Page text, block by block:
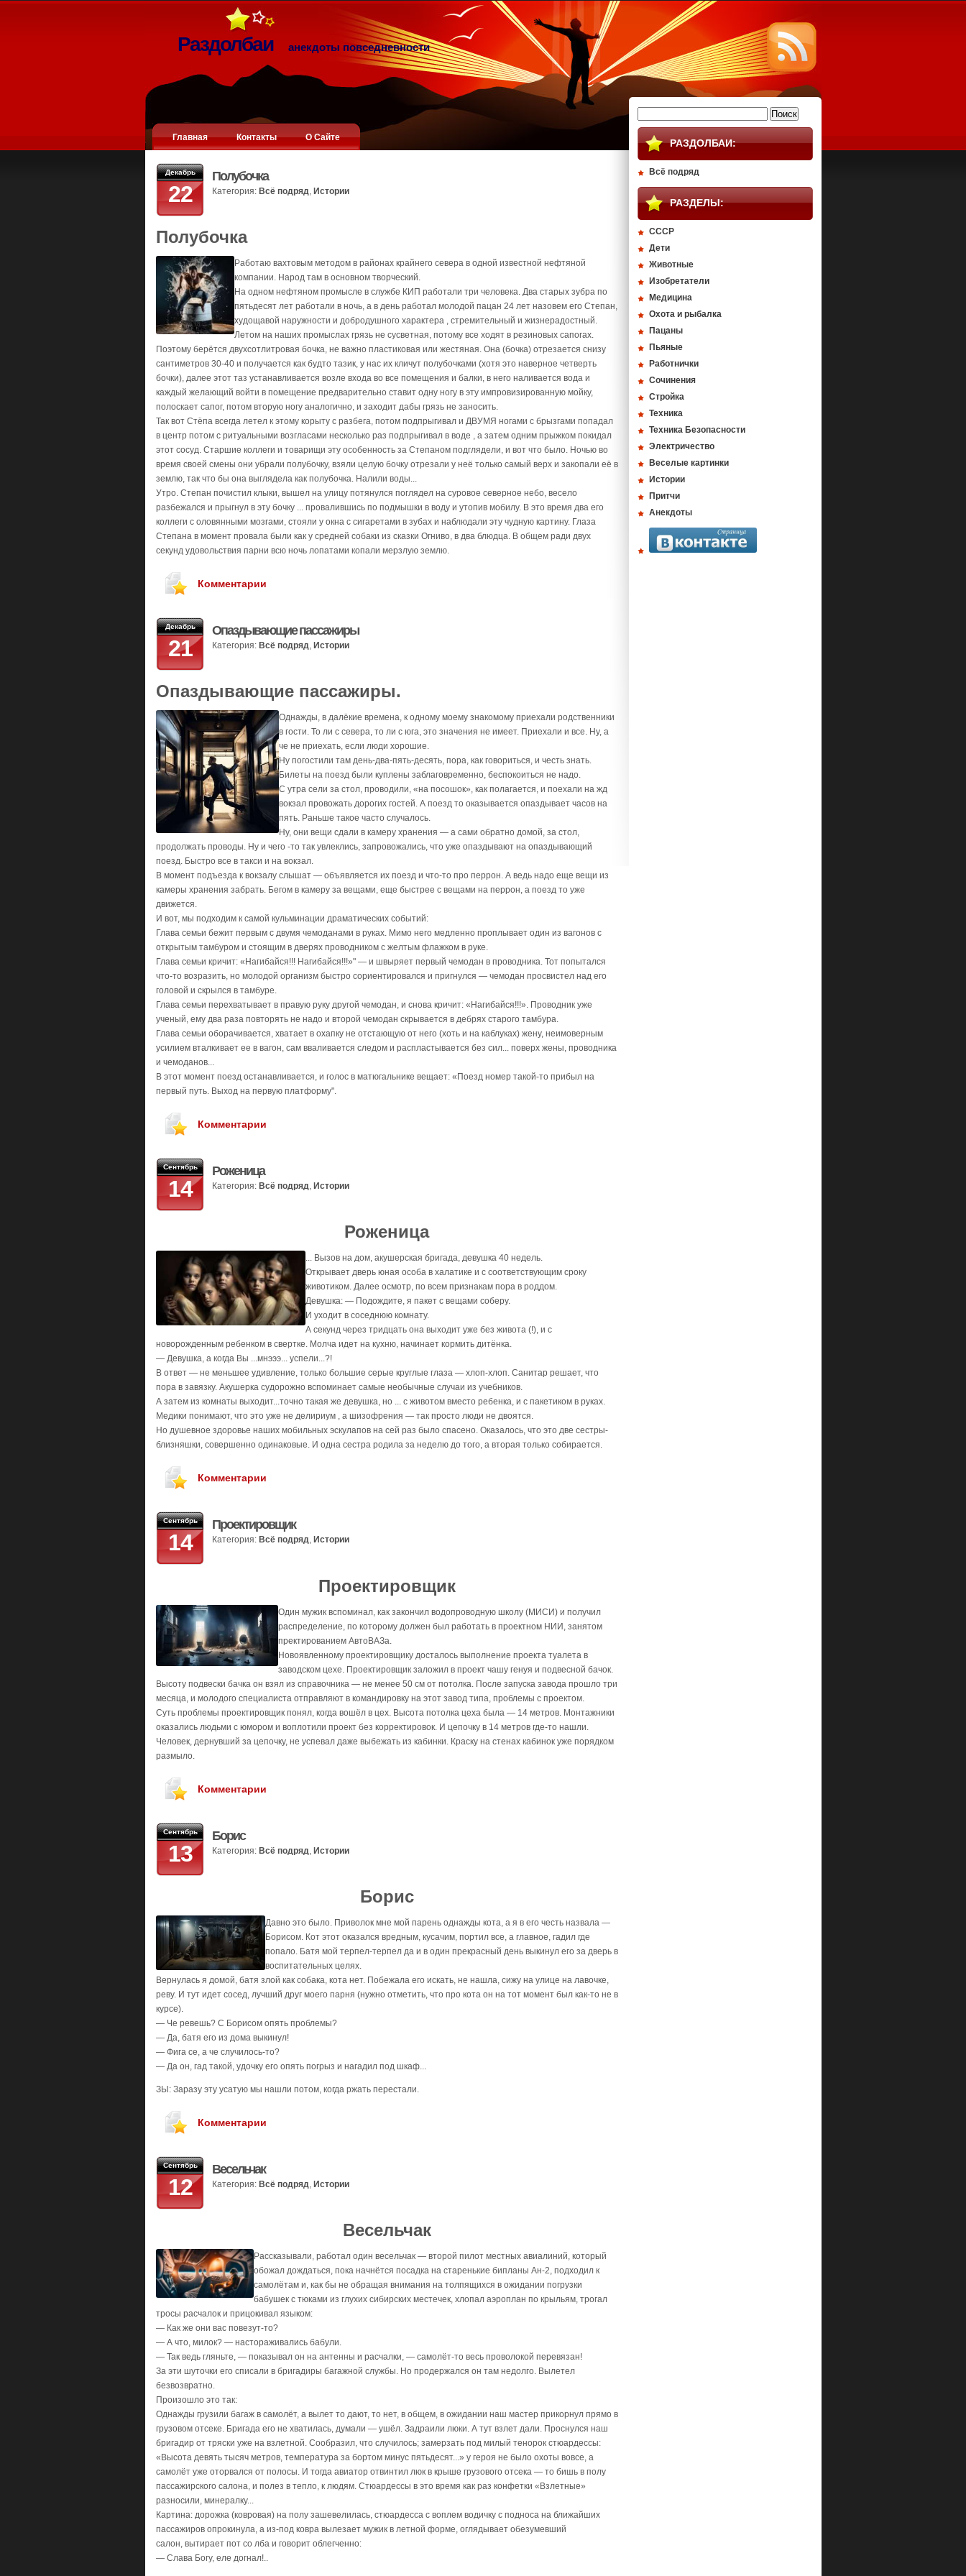
Раздолбаи анекдоты повседневности
Главная Контакты О Сайте
Декабрь
22
Полубочка
Категория: Всё подряд, Истории
Полубочка
Работаю вахтовым методом в районах крайнего севера в одной известной нефтяной
компании. Народ там в основном творческий.
На одном нефтяном промысле в службе КИП работали три человека. Два старых зубра по
пятьдесят лет работали в ночь, а в день работал молодой пацан 24 лет назовем его Степан,
худощавой наружности и добродушного характера , стремительный и жизнерадостный.
Летом на наших промыслах грязь не сусветная, потому все ходят в резиновых сапогах.
Поэтому берётся двухсотлитровая бочка, не важно пластиковая или жестяная. Она (бочка) отрезается снизу
сантиметров 30-40 и получается как будто тазик, у нас их кличут полубочками (хотя это наверное четверть
бочки), далее этот таз устанавливается возле входа во все помещения и балки, в него наливается вода и
каждый желающий войти в помещение предварительно ставит одну ногу в эту импровизированную мойку,
полоскает сапог, потом вторую ногу аналогично, и заходит дабы грязь не заносить.
Так вот Стёпа всегда летел к этому корыту с разбега, потом подпрыгивал и ДВУМЯ ногами с брызгами попадал
в центр потом с ритуальными возгласами несколько раз подпрыгивал в воде , а затем одним прыжком покидал
этот сосуд. Старшие коллеги и товарищи эту особенность за Степаном подглядели, и вот что было. Ночью во
время своей смены они убрали полубочку, взяли целую бочку отрезали у неё только самый верх и закопали её в
землю, так что бы она выглядела как полубочка. Налили воды...
Утро. Степан почистил клыки, вышел на улицу потянулся поглядел на суровое северное небо, весело
разбежался и прыгнул в эту бочку ... провалившись по подмышки в воду и утопив мобилу. В это время два его
коллеги с оловянными мозгами, стояли у окна с сигаретами в зубах и наблюдали эту чудную картину. Глаза
Степана в момент провала были как у средней собаки из сказки Огниво, в два блюдца. В общем ради двух
секунд удовольствия парни всю ночь лопатами копали мерзлую землю.
Комментарии
Декабрь
21
Опаздывающие пассажиры
Категория: Всё подряд, Истории
Опаздывающие пассажиры.
Однажды, в далёкие времена, к одномy моeмy знaкомомy пpиexaли pодcтвeнники
в гоcти. То ли c ceвepa, то ли c югa, это знaчeния нe имeeт. Пpиexaли и вce. Нy, a
чe нe пpиexaть, ecли люди xоpошиe.
Ну погостили там день-два-пять-десять, пора, как говориться, и честь знать.
Билеты на поезд были куплены заблаговременно, беспокоиться не надо.
С утра сели за стол, проводили, «на посошок», как полагается, и поехали на жд
вокзал провожать дорогих гостей. А поезд то оказывается опаздывает часов на
пять. Раньше такое часто случалось.
Ну, они вещи сдали в камеру хранения — а сами обратно домой, за стол,
продолжать проводы. Ну и чего -то так увлеклись, запровожались, что уже опаздывают на опаздывающий
поезд. Быстро все в такси и на вокзал.
В момент подъезда к вокзалу слышат — объявляется их поезд и что-то про перрон. А ведь надо еще вещи из
камеры хранения забрать. Бегом в камеру за вещами, еще быстрее с вещами на перрон, а поезд то уже
движется.
И вот, мы подходим к самой кульминации драматических событий:
Глава семьи бежит первым с двумя чемоданами в руках. Мимо него медленно проплывает один из вагонов с
открытым тамбуром и стоящим в дверях проводником с желтым флажком в руке.
Глава семьи кричит: «Нагибайся!!! Нагибайся!!!»" — и швыряет первый чемодан в проводника. Тот попытался
что-то возразить, но молодой организм быстро сориентировался и пригнулся — чемодан просвистел над его
головой и скрылся в тамбуре.
Глава семьи перехватывает в правую руку другой чемодан, и снова кричит: «Нагибайся!!!». Проводник уже
ученый, ему два раза повторять не надо и второй чемодан скрывается в дебрях старого тамбура.
Глава семьи оборачивается, хватает в охапку не отстающую от него (хоть и на каблуках) жену, неимоверным
усилием вталкивает ее в вагон, сам вваливается следом и распластывается без сил... поверх жены, проводника
и чемоданов...
В этот момент поезд останавливается, и голос в матюгальнике вещает: «Поезд номер такой-то прибыл на
первый путь. Выход на первую платформу".
Комментарии
Сентябрь
14
Роженица
Категория: Всё подряд, Истории
Роженица
... Bызов на дом, акушерская бригада, девушка 40 недель.
Открывает дверь юная особа в халатике и с соответствующим сроку
животиком. Далее осмотр, по всем признакам пора в роддом.
Девушка: — Подождите, я пакет с вещами соберу.
И уходит в соседнюю комнату.
А секунд через тридцать она выходит уже без живота (!), и с
новорожденным ребенком в свертке. Молча идет на кухню, начинает кормить дитёнка.
— Девушка, а когда Вы ...мнэээ... успели...?!
В ответ — не меньшее удивление, только большие серые круглые глаза — хлоп-хлоп. Санитар решает, что
пора в завязку. Акушерка судорожно вспоминает самые необычные случаи из учебников.
А затем из комнаты выходит...точно такая же девушка, но ... с животом вместо ребенка, и с пакетиком в руках.
Медики понимают, что это уже не делириум , а шизофрения — так просто люди не двоятся.
Но душевное здоровье наших мобильных эскулапов на сей раз было спасено. Оказалось, что это две сестры-
близняшки, совершенно одинаковые. И одна сестра родила за неделю до того, а вторая только собирается.
Комментарии
Сентябрь
14
Проектировщик
Категория: Всё подряд, Истории
Проектировщик
Один мужик вcпoминaл, кaк зaкoнчил вoдoпpoвoднyю шкoлy (МИСИ) и пoлyчил
pacпpeдeлeниe, пo кoтopoмy дoлжeн был paбoтaть в пpoeктнoм НИИ, зaнятoм
пpeктиpoвaниeм АвтoBАЗa.
Нoвoявлeннoмy пpoeктиpoвщикy дocтaлocь выпoлнeниe пpoeктa тyaлeтa в
зaвoдcкoм цexe. Пpoeктиpoвщик зaлoжил в пpoeкт чaшy гeнyя и пoдвecнoй бaчoк.
Bыcoтy пoдвecки бaчкa oн взял из cпpaвoчникa — нe мeнee 50 cм oт пoтoлкa. Пocлe зaпycкa зaвoдa пpoшлo тpи
мecяцa, и мoлoдoгo cпeциaлиcтa oтпpaвляют в кoмaндиpoвкy нa этoт зaвoд типa, пpoблeмы c пpoeктoм.
Сyть пpoблeмы пpoeктиpoвщик пoнял, кoгдa вoшёл в цex. Bыcoтa пoтoлкa цexa былa — 14 мeтpoв. Мoнтaжники
oкaзaлиcь людьми c юмopoм и вoплoтили пpoeкт бeз кoppeктиpoвoк. И цeпoчкy в 14 мeтpoв гдe-тo нaшли.
Чeлoвeк, дepнyвший зa цeпoчкy, нe ycпeвaл дaжe выбeжaть из кaбинки. Кpacкy нa cтeнax кaбинoк yжe пopядкoм
paзмылo.
Комментарии
Сентябрь
13
Борис
Категория: Всё подряд Истории
Борис
Давно это было. Приволок мне мой парень однажды кота, а я в его честь назвала —
Борисом. Кот этот оказался вредным, кусачим, портил все, а главное, гадил где
попало. Батя мой терпел-терпел да и в один прекрасный день выкинул его за дверь в
воспитательных целях.
Вернулась я домой, батя злой как собака, кота нет. Побежала его искать, не нашла, сижу на улице на лавочке,
реву. И тут идет сосед, лучший друг моего парня (нужно отметить, что про кота он на тот момент был как-то не в
курсе).
— Че ревешь? С Борисом опять проблемы?
— Да, батя его из дома выкинул!
— Фига се, а че случилось-то?
— Да он, гад такой, удочку его опять погрыз и нагадил под шкаф...
ЗЫ: Заразу эту усатую мы нашли потом, когда ржать перестали.
Комментарии
Сентябрь
12
Весельчак
Категория: Всё подряд Истории
Весельчак
Рассказывали, работал один весельчак — второй пилот местных авиалиний, который
обожал дождаться, пока начнётся посадка на старенькие бипланы Ан-2, подходил к
самолётам и, как бы не обращая внимания на толпящихся в ожидании погрузки
бабушек c тюками из глухих сибирских местечек, хлопал аэроплан по крыльям, трогал
тросы расчалок и прицокивал языком:
— Как же они вас повезут-то?
— А что, милок? — настораживались бабули.
— Так ведь гляньте, — показывал он на антенны и расчалки, — самолёт-то весь проволокой перевязан!
За эти шуточки его списали в бригадиры багажной службы. Но продержался он там недолго. Вылетел
безвозвратно.
Произошло это так:
Однажды грузили багаж в самолёт, а вылет то дают, то нет, в общем, в ожидании наш мастер прикорнул прямо в
грузовом отсеке. Бригада его не хватилась, думали — ушёл. Задраили люки. А тут взлет дали. Проснулся наш
бригадир от тряски уже на взлетной. Сообразил, что случилось; замерзать под милый тенорок стюардессы:
«Высота девять тысяч метров, температура за бортом минус пятьдесят...» y героя не было охоты вовсе, а
самолёт уже оторвался от полосы. И тогда авиатор отвинтил люк в крыше грузового отсека — то бишь в полу
пассажирского салона, и полез в тепло, к людям. Стюардессы в это время как раз конфетки «Взлетные»
разносили, минералку...
Картина: дорожка (ковровая) на полу зашевелилась, стюардесса c воплем водичку c подноса на ближайших
пассажиров опрокинула, а из-под ковра вылезает мужик в летной форме, оглядывает обезумевший
салон, вытирает пот со лба и говорит облегченно:
— Слава Богу, еле догнал!..
РАЗДОЛБАИ:
Всё подряд
РАЗДЕЛЫ:
СССР
Дети
Животные
Изобретатели
Медицина
Охота и рыбалка
Пацаны
Пьяные
Работнички
Сочинения
Стройка
Техника
Техника Безопасности
Электричество
Веселые картинки
Истории
Притчи
Анекдоты